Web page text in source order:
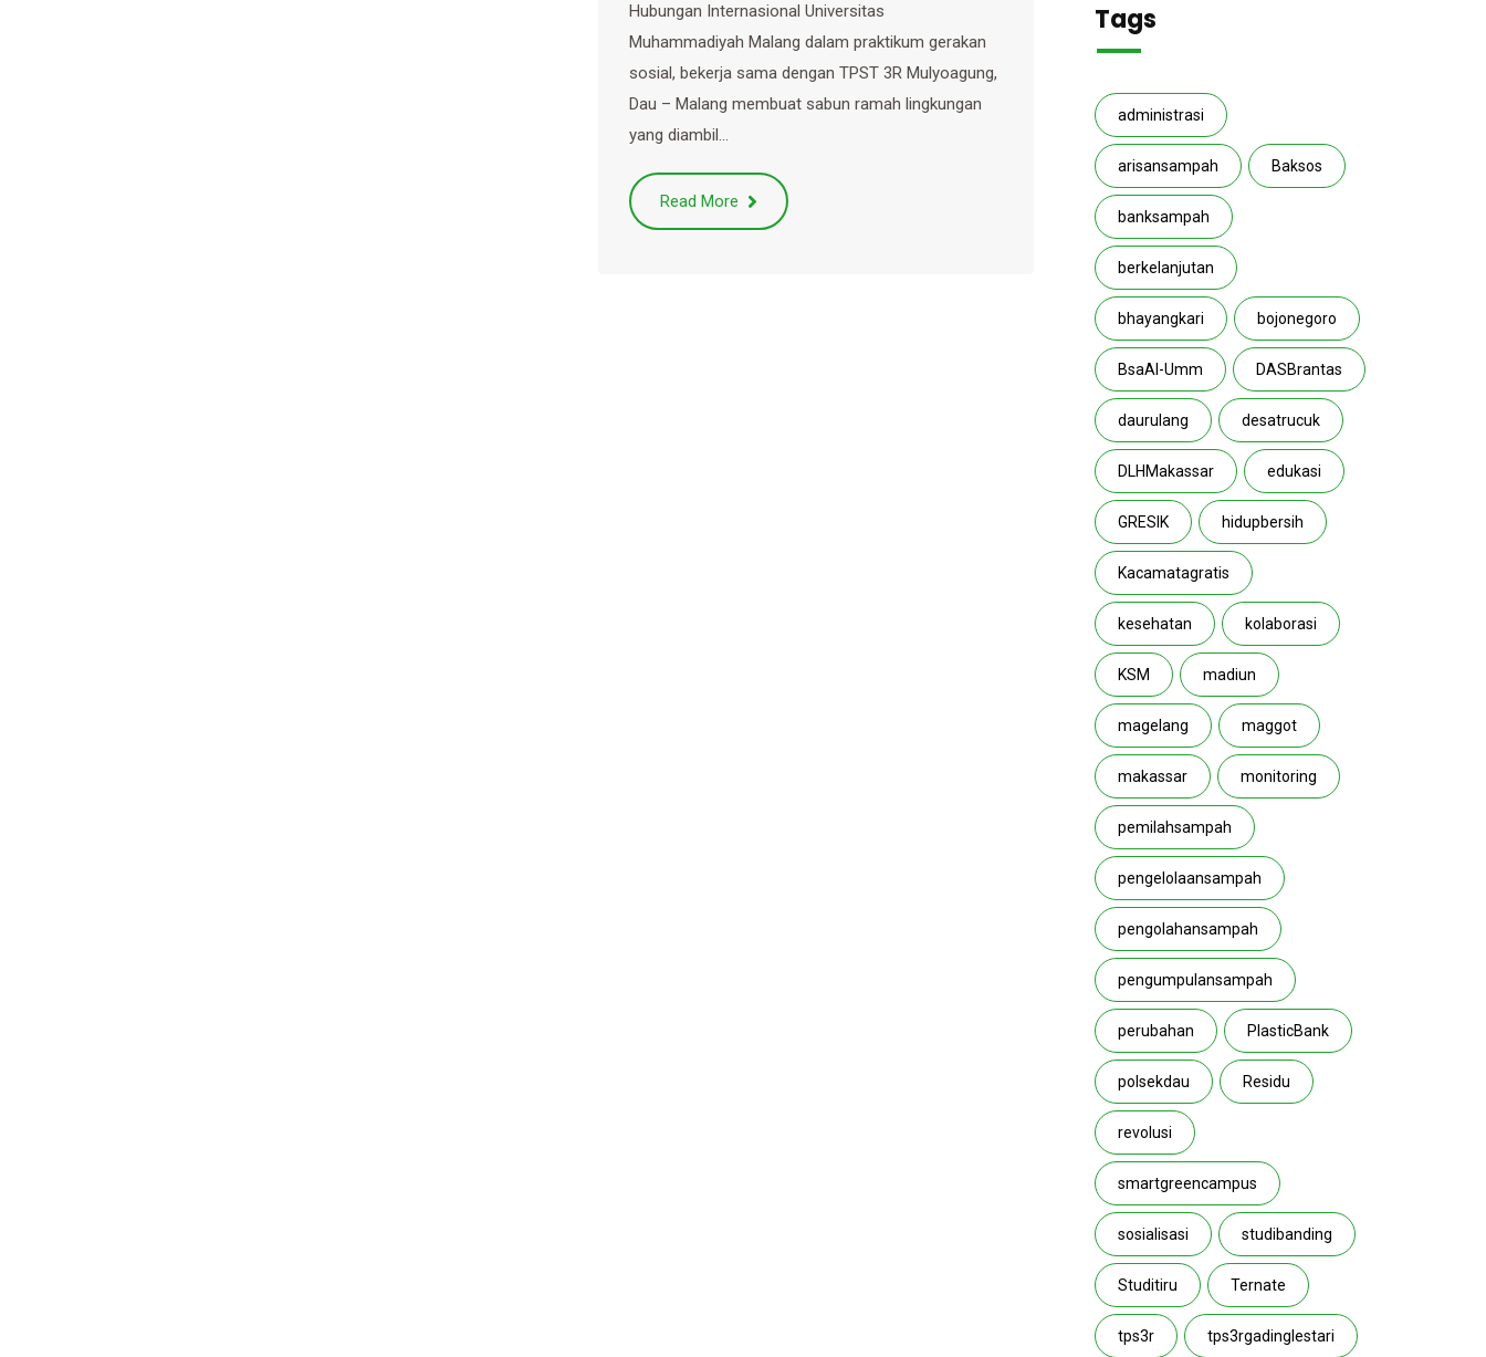
Hubungan Internasional Universitas
Muhammadiyah Malang dalam praktikum gerakan
sosial, bekerja sama dengan TPST 3R Mulyoagung,
Dau – Malang membuat sabun ramah lingkungan
yang diambil…
Read More
Tags
administrasi
arisansampah Baksos
banksampah
berkelanjutan
bhayangkari bojonegoro
BsaAl-Umm DASBrantas
daurulang desatrucuk
DLHMakassar edukasi
GRESIK hidupbersih
Kacamatagratis
kesehatan kolaborasi
KSM madiun
magelang maggot
makassar monitoring
pemilahsampah
pengelolaansampah
pengolahansampah
pengumpulansampah
perubahan PlasticBank
polsekdau Residu
revolusi
smartgreencampus
sosialisasi studibanding
Studitiru Ternate
tps3r tps3rgadinglestari